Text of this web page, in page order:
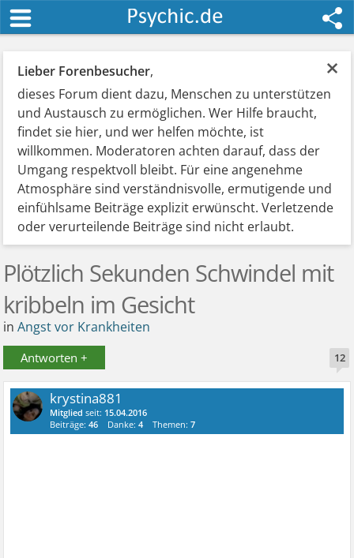
×
Lieber Forenbesucher,
dieses Forum dient dazu, Menschen zu unterstützen
und Austausch zu ermöglichen. Wer Hilfe braucht,
findet sie hier, und wer helfen möchte, ist
willkommen. Moderatoren achten darauf, dass der
Umgang respektvoll bleibt. Für eine angenehme
Atmosphäre sind verständnisvolle, ermutigende und
einfühlsame Beiträge explizit erwünscht. Verletzende
oder verurteilende Beiträge sind nicht erlaubt.
Plötzlich Sekunden Schwindel mit
kribbeln im Gesicht
inAngst vor Krankheiten
Antworten + 12
krystina881
Mitglied seit: 15.04.2016
Beiträge:46 Danke:4 Themen:7